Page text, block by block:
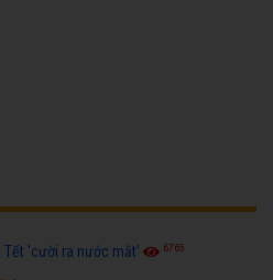
Tết 'cười ra nước mắt' 6765